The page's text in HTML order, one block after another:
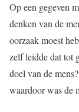
Op een gegeven
denken van de
oorzaak moest
zelf leidde dat tot
doel van de
waardoor was de